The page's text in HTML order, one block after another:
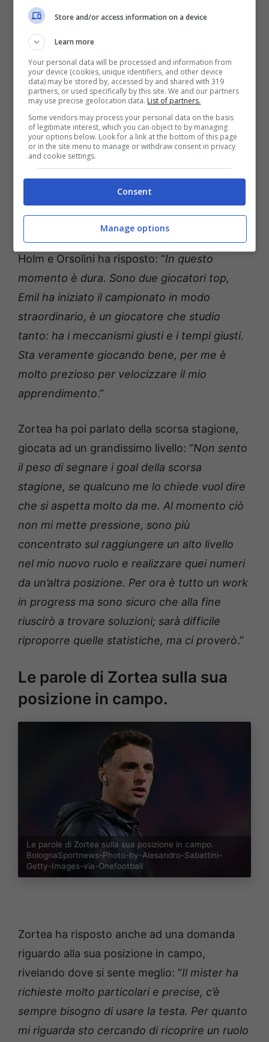
giornata. Ecco come lo vive Zortea: “
spesso cambia parecchi giocatori, è una cosa
che fa solo lui, non mi era mia successa
prima. Devo dire che durante la settimana,
non sapendo chi gioca e chi no, tutto il
gruppo si allena al massimo, , nessuno
abbassa il ritmo, il livello complessivo è molto
alto. Credo che l’utilità di questo metodo sia
di tenere la concentrazione di tutti al
scendere in campo.”
Alla domanda se sia facile rubare minuti a
Holm e Orsolini ha risposto: “In questo
momento è dura. Sono due giocatori top,
Emil ha iniziato il campionato in modo
straordinario, è un giocatore che studio
tanto: ha i meccanismi giusti e i tempi giusti.
Sta veramente giocando bene, per me è
molto prezioso per velocizzare il mio
apprendimento.”
Zortea ha poi parlato della scorsa stagione,
giocata ad un grandissimo livello: “Non sento
il peso di segnare i goal della scorsa
stagione, se qualcuno me lo chiede vuol dire
che si aspetta molto da me. Al momento ciò
non mi mette pressione, sono più
concentrato sul raggiungere un alto livello
nel mio nuovo ruolo e realizzare quei numeri
da un’altra posizione. Per ora è tutto un work
in progress ma sono sicuro che alla fine
riuscirò a trovare soluzioni; sarà difficile
riproporre quelle statistiche, ma ci proverò.”
Le parole di Zortea sulla sua
posizione in campo.
Le parole di Zortea sulla sua posizione in campo.
BolognaSportnews-Photo-by-Alesandro-Sabattini-
Getty-Images-via-Onefootball
Zortea ha risposto anche ad una domanda
riguardo alla sua posizione in campo,
rivelando dove si sente meglio: “Il mister ha
richieste molto particolari e precise, c’è
sempre bisogno di usare la testa. Per quanto
mi riguarda sto cercando di ricoprire un ruolo
Store and/or access information on a device
Learn more
Your personal data will be processed and information from
your device (cookies, unique identifiers, and other device
data) may be stored by, accessed by and shared with 319
partners, or used specifically by this site. We and our partners
may use precise geolocation data. List of partners.
Some vendors may process your personal data on the basis
of legitimate interest, which you can object to by managing
your options below. Look for a link at the bottom of this page
or in the site menu to manage or withdraw consent in privacy
and cookie settings.
Consent
Manage options